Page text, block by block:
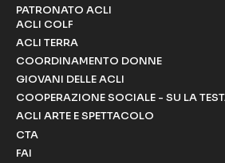
PATRONATO ACLI
ACLI COLF
ACLI TERRA
COORDINAMENTO DONNE
GIOVANI DELLE ACLI
COOPERAZIONE SOCIALE - SU LA
ACLI ARTE E SPETTACOLO
CTA
FAI